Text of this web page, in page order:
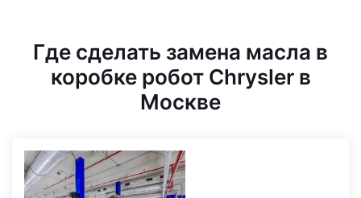
Где сделать замена масла в
коробке робот Chrysler в
Москве